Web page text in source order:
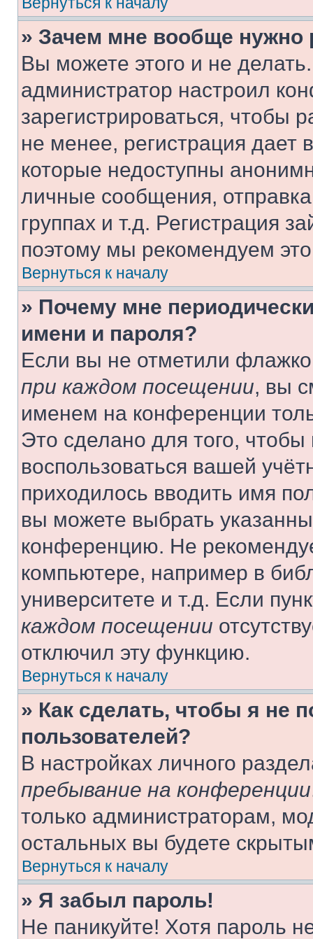
» Зачем мне вообще нужно
Вы можете этого и не
администратор настроил
зарегистрироваться, чтобы
не менее, регистрация
которые недоступны
личные сообщения,
группах и т.д. Регистрация
поэтому мы рекомендуем
Вернуться к началу
» Почему мне
имени и пароля?
Если вы не отметили
при каждом посещении, вы
именем на конференции
Это сделано для того, чтобы
воспользоваться вашей
приходилось вводить имя
вы можете выбрать
конференцию. Не
компьютере, например в
университете и т.д. Если
каждом посещении
отключил эту функцию.
Вернуться к началу
» Как сделать, чтобы я не
пользователей?
В настройках личного
пребывание на конференции
только администраторам,
остальных вы будете
Вернуться к началу
» Я забыл пароль!
Не паникуйте! Хотя пароль